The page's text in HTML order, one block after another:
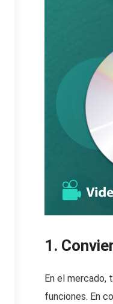
1.
En el mercado,
funciones. En